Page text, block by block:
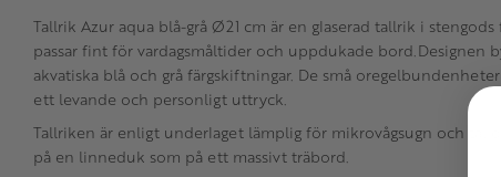
Tallrik Azur aqua blå-grå Ø21 cm är en glaserad tallrik i
passar fint för vardagsmåltider och uppdukade bord.Designen
akvatiska blå och grå färgskiftningar. De små
ett levande och personligt uttryck.
Tallriken är enligt underlaget lämplig för mikrovågsugn och tål
på en linneduk som på ett massivt träbord.